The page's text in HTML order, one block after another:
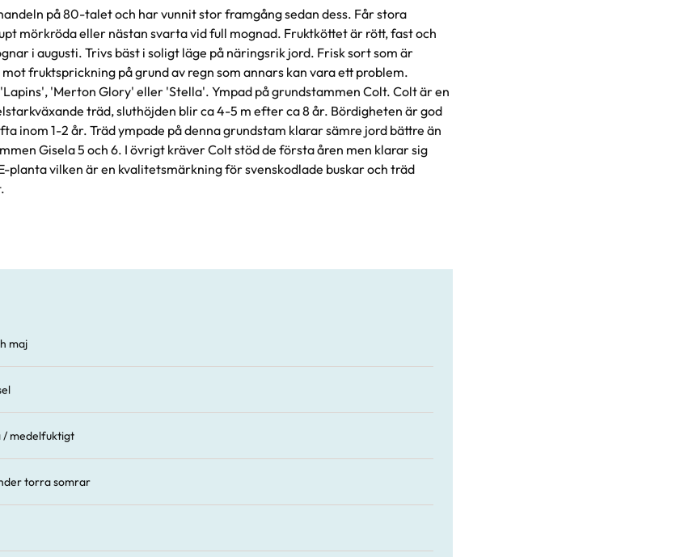
på 80-talet och har vunnit stor framgång sedan dess. Får stora
mörkröda eller nästan svarta vid full mognad. Fruktköttet är rött, fast och
i augusti. Trivs bäst i soligt läge på näringsrik jord. Frisk sort som är
fruktsprickning på grund av regn som annars kan vara ett problem.
'Merton Glory' eller 'Stella'. Ympad på grundstammen Colt. Colt är en
träd, sluthöjden blir ca 4-5 m efter ca 8 år. Bördigheten är god
inom 1-2 år. Träd ympade på denna grundstam klarar sämre jord bättre än
Gisela 5 och 6. I övrigt kräver Colt stöd de första åren men klarar sig
planta vilken är en kvalitetsmärkning för svenskodlade buskar och träd
maj
/ medelfuktigt
torra somrar